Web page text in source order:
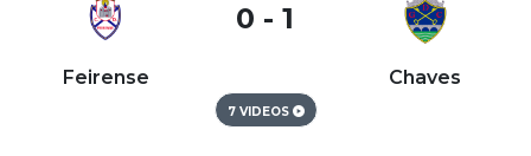
Feirense
0 - 1
Chaves
7 VIDEOS